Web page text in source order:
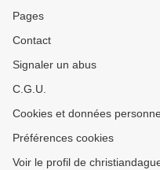
Pages
Contact
Signaler un abus
C.G.U.
Cookies et données
Préférences cookies
Voir le profil de